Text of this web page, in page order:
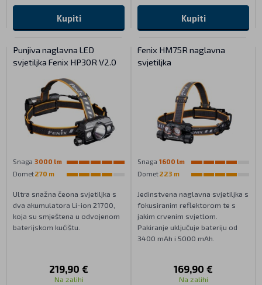
Kupiti Kupiti
Punjiva naglavna LED
svjetiljka Fenix HP30R V2.0
Snaga 3000 lm
Domet270 m
Ultra snažna čeona svjetiljka s
dva akumulatora Li-ion 21700,
koja su smještena u odvojenom
baterijskom kućištu.
219,90 €
Na zalihi
Fenix HM75R naglavna
svjetiljka
Snaga 1600 lm
Domet223 m
Jedinstvena naglavna svjetiljka s
fokusiranim reflektorom te s
jakim crvenim svjetlom.
Pakiranje uključuje bateriju od
3400 mAh i 5000 mAh.
169,90 €
Na zalihi